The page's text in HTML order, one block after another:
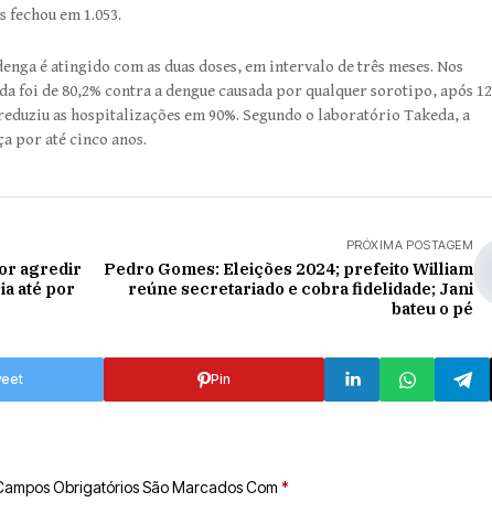
fechou em 1.053.
é atingido com as duas doses, em intervalo de três meses. Nos
foi de 80,2% contra a dengue causada por qualquer sorotipo, após 12
as hospitalizações em 90%. Segundo o laboratório Takeda, a
por até cinco anos.
agredir
até por
PRÓXIMA POSTAGEM
Pedro Gomes: Eleições 2024; prefeito William
reúne secretariado e cobra fidelidade; Jani
bateu o pé
Pin
Obrigatórios São Marcados Com *